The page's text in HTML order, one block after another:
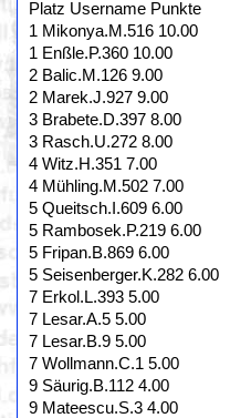
Platz Username Punkte
1 Mikonya.M.516 10.00
1 Enßle.P.360 10.00
2 Balic.M.126 9.00
2 Marek.J.927 9.00
3 Brabete.D.397 8.00
3 Rasch.U.272 8.00
4 Witz.H.351 7.00
4 Mühling.M.502 7.00
5 Queitsch.I.609 6.00
5 Rambosek.P.219 6.00
5 Fripan.B.869 6.00
5 Seisenberger.K.282 6.00
7 Erkol.L.393 5.00
7 Lesar.A.5 5.00
7 Lesar.B.9 5.00
7 Wollmann.C.1 5.00
9 Säurig.B.112 4.00
9 Mateescu.S.3 4.00